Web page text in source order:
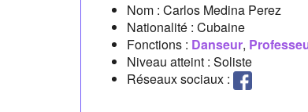
Nom : Carlos Medina Perez
Nationalité : Cubaine
Fonctions : Danseur,
Niveau atteint : Soliste
Réseaux sociaux :